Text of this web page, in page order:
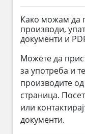
Како можам да
производи,
документи и
Можете да
за употреба и
производите од
страница.
или
документи.